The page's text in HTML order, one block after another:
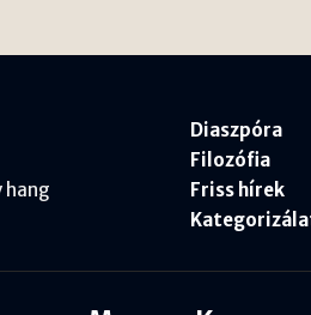
hang
Diaszpóra
Filozófia
Friss hírek